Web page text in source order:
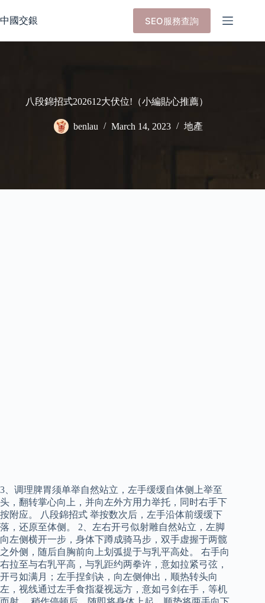
to
content
中國交銀 SEO服務查詢
八段錦招式202612大伏位!（小編貼心推薦）
benlau March 14, 2023 地產
3、调理脾胃须单举自然站立，左手缓缓自体侧上举至
头，翻转掌心向上，并向左外方用力举托，同时右手下
按附应。 八段錦招式 举按数次后，左手沿体前缓缓下
落，还原至体侧。 2、左右开弓似射雕自然站立，左脚
向左侧横开一步，身体下蹲成骑马步，双手虚握于两髋
之外侧，随后自胸前向上划弧提于与乳平高处。 右手向
右拉至与右乳平高，与乳距约两拳许，意如拉紧弓弦，
开弓如满月；左手捏剑诀，向左侧伸出，顺热转头向
左，视线通过左手食指凝视远方，意如弓剑在手，等机